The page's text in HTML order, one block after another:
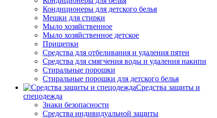
Кондиционеры для детского белья
Мешки для стирки
Мыло хозяйственное
Мыло хозяйственное детское
Прищепки
Средства для отбеливания и удаления пятен
Средства для смягчения воды и удаления накипи
Стиральные порошки
Стиральные порошки для детского белья
Средства защиты и
спецодежда
Знаки безопасности
Средства индивидуальной защиты